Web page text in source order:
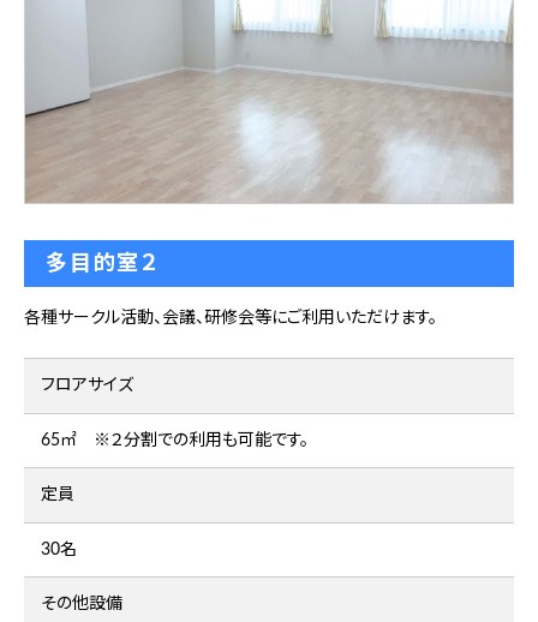
多目的室２
各種サークル活動、会議、研修会等にご利用いただけます。
フロアサイズ
65㎡ ※２分割での利用も可能です。
定員
30名
その他設備